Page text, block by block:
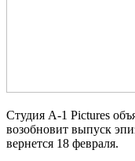
Студия A-1 Pictures
возобновит выпуск
вернется 18 февраля.